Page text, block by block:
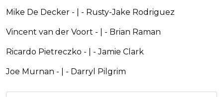
Mike De Decker - | - Rusty-Jake Rodriguez
Vincent van der Voort - | - Brian Raman
Ricardo Pietreczko - | - Jamie Clark
Joe Murnan - | - Darryl Pilgrim